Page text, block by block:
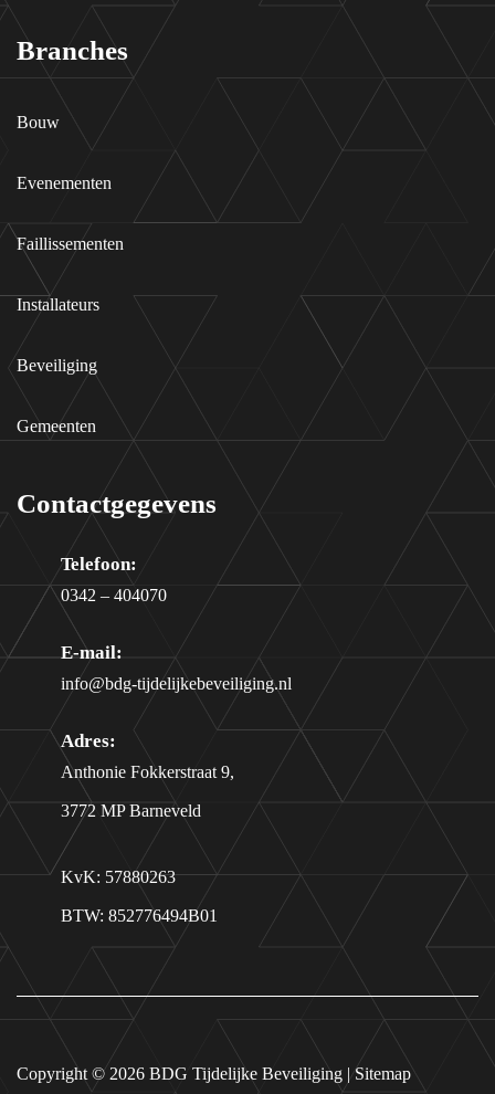
Branches
Bouw
Evenementen
Faillissementen
Installateurs
Beveiliging
Gemeenten
Contactgegevens
Telefoon:
0342 – 404070
E-mail:
info@bdg-tijdelijkebeveiliging.nl
Adres:
Anthonie Fokkerstraat 9,
3772 MP Barneveld
KvK: 57880263
BTW: 852776494B01
Copyright © 2026 BDG Tijdelijke Beveiliging |Sitemap